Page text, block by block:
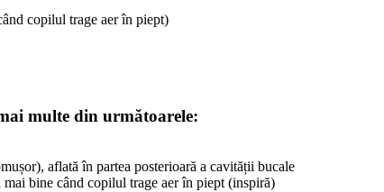
copilul trage aer în piept)
multe din următoarele:
aflată în partea posterioară a cavității bucale
mai bine când copilul trage aer în piept (inspiră)